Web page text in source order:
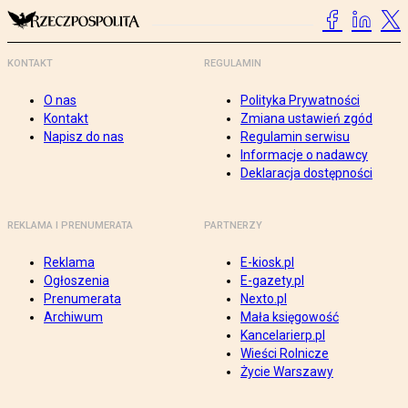
KONTAKT
O nas
Kontakt
Napisz do nas
REGULAMIN
Polityka Prywatności
Zmiana ustawień zgód
Regulamin serwisu
Informacje o nadawcy
Deklaracja dostępności
REKLAMA I PRENUMERATA
Reklama
Ogłoszenia
Prenumerata
Archiwum
PARTNERZY
E-kiosk.pl
E-gazety.pl
Nexto.pl
Mała księgowość
Kancelarierp.pl
Wieści Rolnicze
Życie Warszawy